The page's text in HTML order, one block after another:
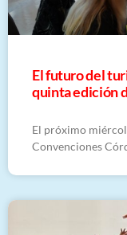
El futuro del
quinta edición
El próximo
Convenciones